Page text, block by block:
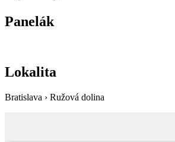
Panelák
Lokalita
Bratislava › Ružová dolina